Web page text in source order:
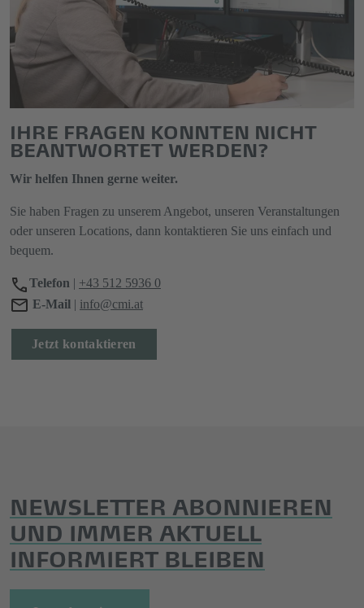
IHRE FRAGEN KONNTEN NICHT
BEANTWORTET WERDEN?
Wir helfen Ihnen gerne weiter.
Sie haben Fragen zu unserem Angebot, unseren Veranstaltungen
oder unseren Locations, dann kontaktieren Sie uns einfach und
bequem.
Telefon | +43 512 5936 0
E-Mail | info@cmi.at
Jetzt kontaktieren
NEWSLETTER ABONNIEREN
UND IMMER AKTUELL
INFORMIERT BLEIBEN